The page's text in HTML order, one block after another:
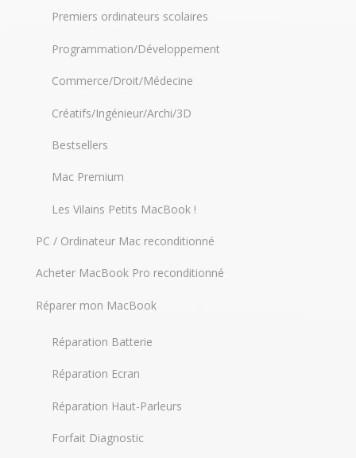
Premiers ordinateurs scolaires
Programmation/Développement
Commerce/Droit/Médecine
Créatifs/Ingénieur/Archi/3D
Bestsellers
Mac Premium
Les Vilains Petits MacBook !
PC / Ordinateur Mac reconditionné
Acheter MacBook Pro reconditionné
Réparer mon MacBook
Réparation Batterie
Réparation Ecran
Réparation Haut-Parleurs
Forfait Diagnostic